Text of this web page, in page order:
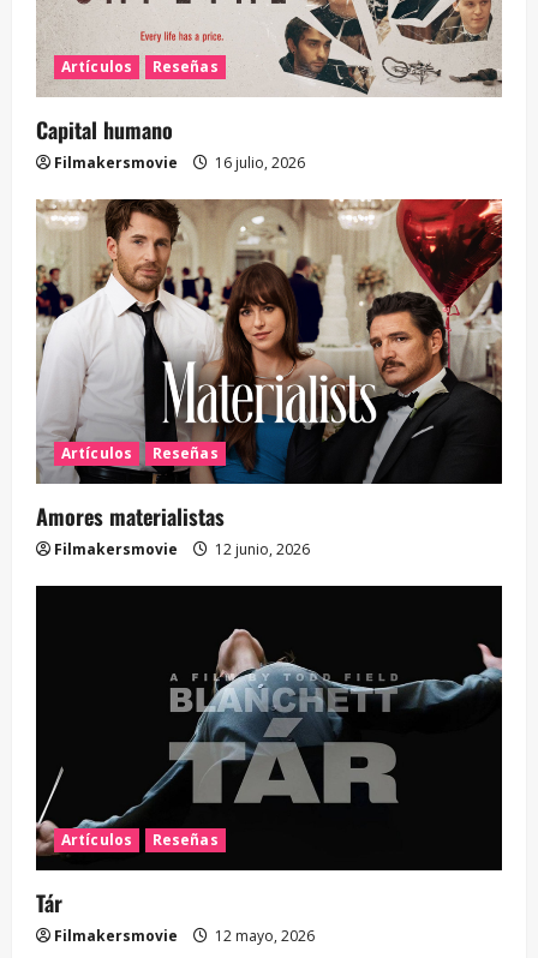
Artículos Reseñas
Capital humano
Filmakersmovie 16 julio, 2026
Artículos Reseñas
Amores materialistas
Filmakersmovie 12 junio, 2026
Artículos Reseñas
Tár
Filmakersmovie 12 mayo, 2026